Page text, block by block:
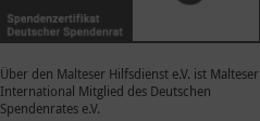
Über den Malteser Hilfsdienst e.V. ist Malteser
International Mitglied des Deutschen
Spendenrates e.V.